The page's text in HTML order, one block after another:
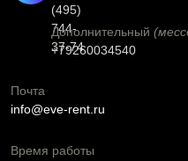
(495)
744-
37-74
Дополнительный
+79260034540
Почта
info@eve-rent.ru
Время работы